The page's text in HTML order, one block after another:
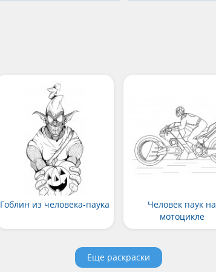
Гоблин из человека-паука
Человек паук на
мотоцикле
Еще раскраски